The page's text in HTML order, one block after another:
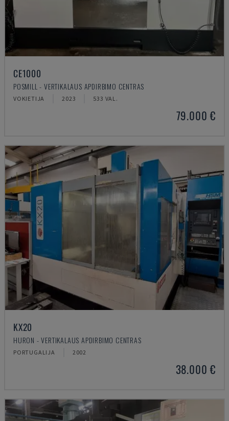
CE1000
POSMILL - VERTIKALAUS APDIRBIMO CENTRAS
VOKIETIJA 2023 533 VAL.
79.000 €
KX20
HURON - VERTIKALAUS APDIRBIMO CENTRAS
PORTUGALIJA 2002
38.000 €